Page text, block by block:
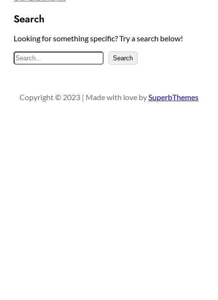
Search
Looking for something specific? Try a search below!
S
e
c
Search
Copyright © 2023 | Made with love by SuperbThemes